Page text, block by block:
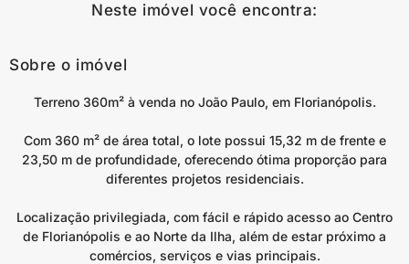
Neste imóvel você encontra:
Sobre o imóvel
Terreno 360m² à venda no João Paulo, em Florianópolis.
Com 360 m² de área total, o lote possui 15,32 m de frente e
23,50 m de profundidade, oferecendo ótima proporção para
diferentes projetos residenciais.
Localização privilegiada, com fácil e rápido acesso ao Centro
de Florianópolis e ao Norte da Ilha, além de estar próximo a
comércios, serviços e vias principais.